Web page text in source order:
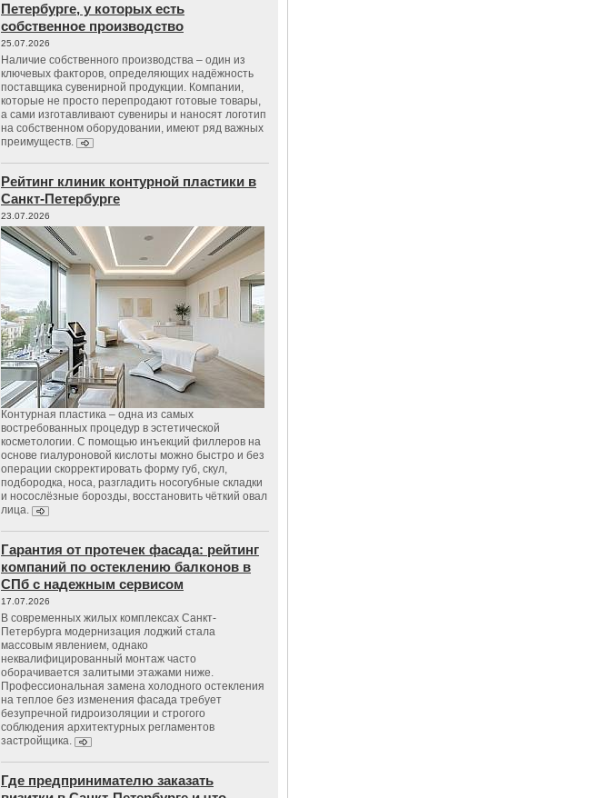
Петербурге, у которых есть
собственное производство
25.07.2026
Наличие собственного производства – один из
ключевых факторов, определяющих надёжность
поставщика сувенирной продукции. Компании,
которые не просто перепродают готовые товары,
а сами изготавливают сувениры и наносят логотип
на собственном оборудовании, имеют ряд важных
преимуществ.
Рейтинг клиник контурной пластики в
Санкт-Петербурге
23.07.2026
Контурная пластика – одна из самых
востребованных процедур в эстетической
косметологии. С помощью инъекций филлеров на
основе гиалуроновой кислоты можно быстро и без
операции скорректировать форму губ, скул,
подбородка, носа, разгладить носогубные складки
и носослёзные борозды, восстановить чёткий овал
лица.
Гарантия от протечек фасада: рейтинг
компаний по остеклению балконов в
СПб с надежным сервисом
17.07.2026
В современных жилых комплексах Санкт-
Петербурга модернизация лоджий стала
массовым явлением, однако
неквалифицированный монтаж часто
оборачивается залитыми этажами ниже.
Профессиональная замена холодного остекления
на теплое без изменения фасада требует
безупречной гидроизоляции и строгого
соблюдения архитектурных регламентов
застройщика.
Где предпринимателю заказать